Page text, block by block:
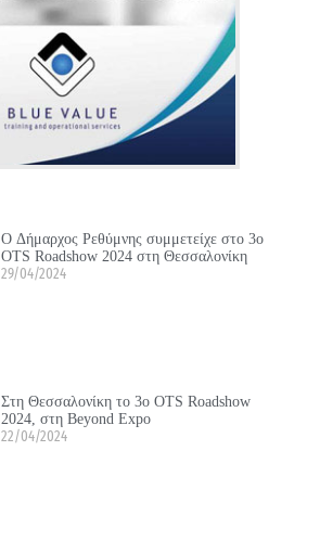
Ο Δήμαρχος Ρεθύμνης συμμετείχε στο 3ο
OTS Roadshow 2024 στη Θεσσαλονίκη
29/04/2024
Στη Θεσσαλονίκη το 3ο OTS Roadshow
2024, στη Beyond Expo
22/04/2024